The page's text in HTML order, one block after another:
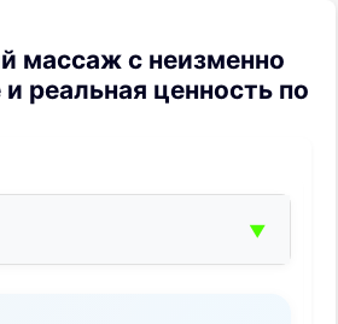
массаж с неизменно
реальная ценность по
▼